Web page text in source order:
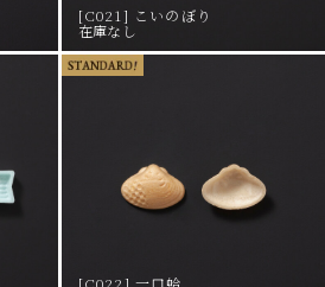
[C021] こいのぼり
在庫なし
[C022] 一口蛤